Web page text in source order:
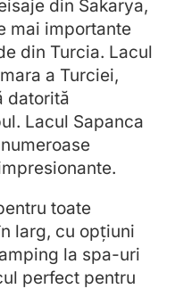
din Sakarya,
mai importante
din Turcia. Lacul
a Turciei,
datorită
Lacul Sapanca
toate
larg, cu opțiuni
la spa-uri
perfect pentru